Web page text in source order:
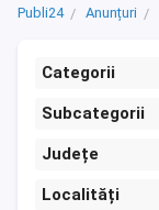
Publi24 Anunțuri
Categorii
Subcategorii
Județe
Localități